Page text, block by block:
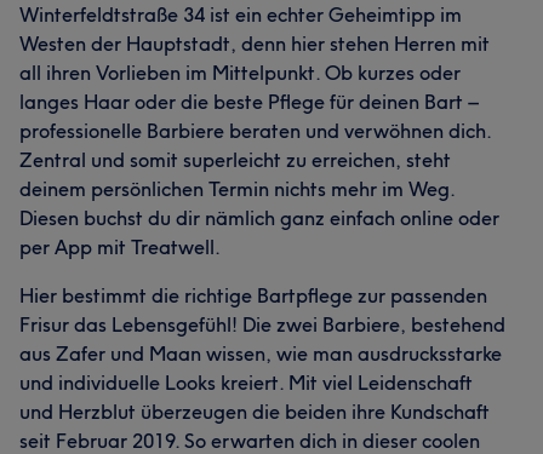
Winterfeldtstraße 34 ist ein echter Geheimtipp im
Westen der Hauptstadt, denn hier stehen Herren mit
all ihren Vorlieben im Mittelpunkt. Ob kurzes oder
langes Haar oder die beste Pflege für deinen Bart –
professionelle Barbiere beraten und verwöhnen dich.
Zentral und somit superleicht zu erreichen, steht
deinem persönlichen Termin nichts mehr im Weg.
Diesen buchst du dir nämlich ganz einfach online oder
per App mit Treatwell.
Hier bestimmt die richtige Bartpflege zur passenden
Frisur das Lebensgefühl! Die zwei Barbiere, bestehend
aus Zafer und Maan wissen, wie man ausdrucksstarke
und individuelle Looks kreiert. Mit viel Leidenschaft
und Herzblut überzeugen die beiden ihre Kundschaft
seit Februar 2019. So erwarten dich in dieser coolen